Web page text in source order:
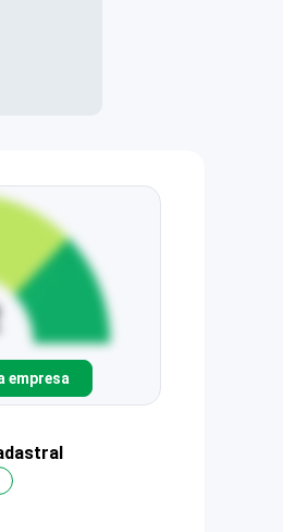
empresa